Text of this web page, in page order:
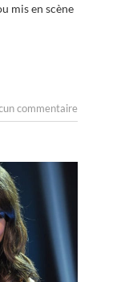
mis en scène
commentaire